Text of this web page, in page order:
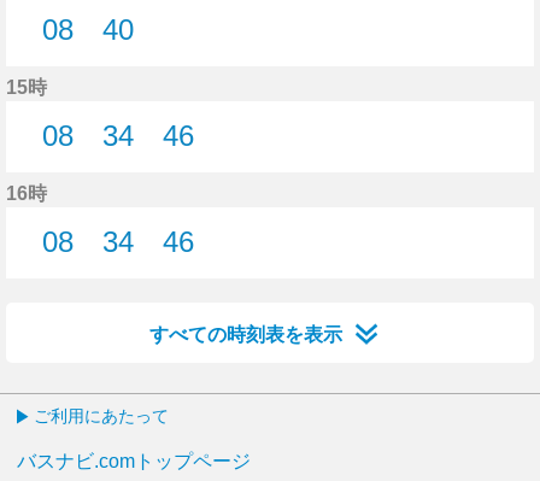
08
40
15時
08
34
46
16時
08
34
46
すべての時刻表を表示
ご利用にあたって
バスナビ.comトップページ